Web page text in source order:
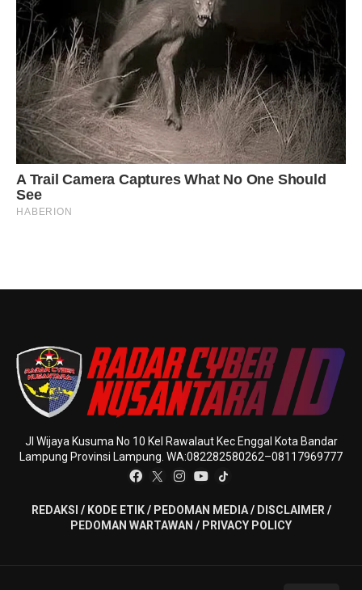
Jl Wijaya Kusuma No 10 Kel Rawalaut Kec Enggal Kota Bandar
Lampung Provinsi Lampung. WA:082282580262–08117969777
REDAKSI / KODE ETIK/ PEDOMAN MEDIA/ DISCLAIMER /
PEDOMAN WARTAWAN / PRIVACY POLICY